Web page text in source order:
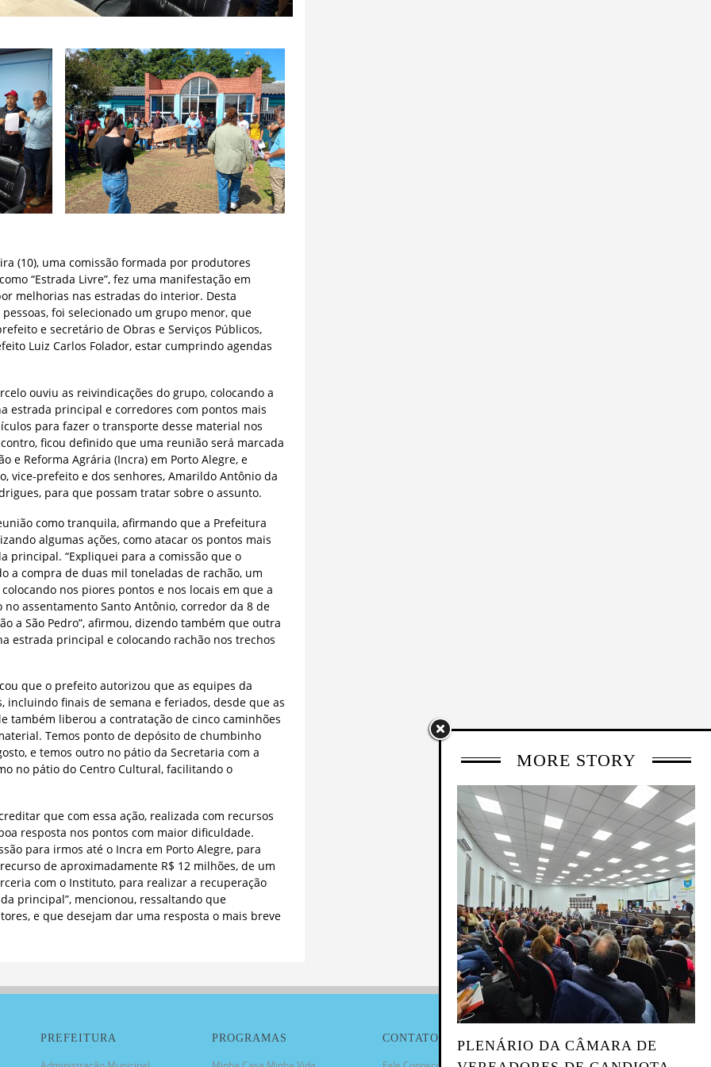
(10), uma comissão formada por produtores
“Estrada Livre”, fez uma manifestação em
melhorias nas estradas do interior. Desta
foi selecionado um grupo menor, que
e secretário de Obras e Serviços Públicos,
Luiz Carlos Folador, estar cumprindo agendas
ouviu as reivindicações do grupo, colocando a
estrada principal e corredores com pontos mais
para fazer o transporte desse material nos
ficou definido que uma reunião será marcada
e Reforma Agrária (Incra) em Porto Alegre, e
vice-prefeito e dos senhores, Amarildo Antônio da
para que possam tratar sobre o assunto.
como tranquila, afirmando que a Prefeitura
algumas ações, como atacar os pontos mais
principal. “Expliquei para a comissão que o
a compra de duas mil toneladas de rachão, um
nos piores pontos e nos locais em que a
no assentamento Santo Antônio, corredor da 8 de
a São Pedro”, afirmou, dizendo também que outra
estrada principal e colocando rachão nos trechos
que o prefeito autorizou que as equipes da
incluindo finais de semana e feriados, desde que as
também liberou a contratação de cinco caminhões
Temos ponto de depósito de chumbinho
e temos outro no pátio da Secretaria com a
no pátio do Centro Cultural, facilitando o
que com essa ação, realizada com recursos
resposta nos pontos com maior dificuldade.
para irmos até o Incra em Porto Alegre, para
de aproximadamente R$ 12 milhões, de um
com o Instituto, para realizar a recuperação
principal”, mencionou, ressaltando que
e que desejam dar uma resposta o mais breve
MORE STORY
PLENÁRIO DA CÂMARA DE
PREFEITURA PROGRAMAS CONTATO